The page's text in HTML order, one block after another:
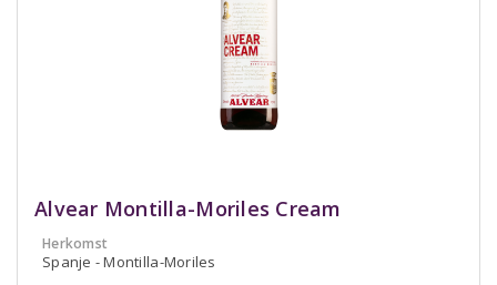
Alvear Montilla-Moriles Cream
Herkomst
Spanje - Montilla-Moriles